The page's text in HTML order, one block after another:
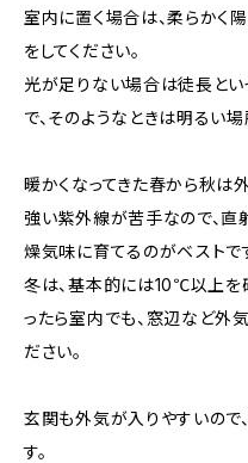
室内に置く場合は、柔らかく
をしてください。
光が足りない場合は徒長とい
で、そのようなときは明るい
暖かくなってきた春から秋は
強い紫外線が苦手なので、直
燥気味に育てるのがベストで
冬は、基本的には10℃以上を
ったら室内でも、窓辺など外
ださい。
玄関も外気が入りやすいので
す。